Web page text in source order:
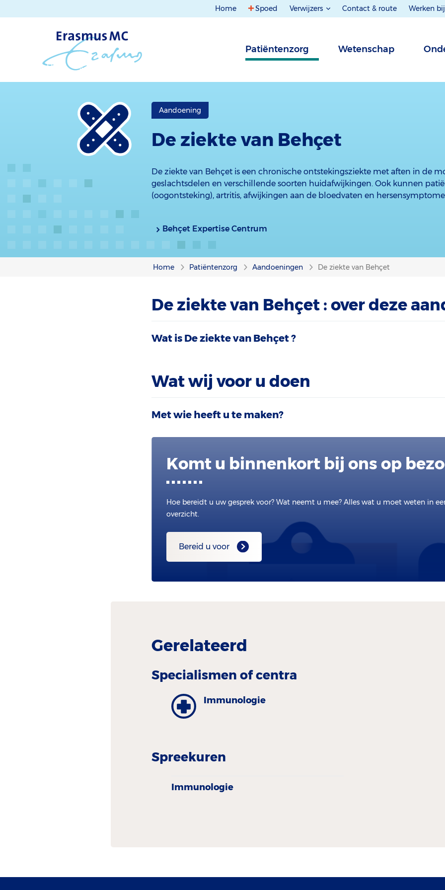
Home Spoed Verwijzers Contact & route Werken bij
Patiëntenzorg Wetenschap
Aandoening
De ziekte van Behçet
De ziekte van Behçet is een chronische ontstekingsziekte met aften in de
geslachtsdelen en verschillende soorten huidafwijkingen. Ook kunnen
(oogontsteking), artritis, afwijkingen aan de bloedvaten en
Behçet Expertise Centrum
Home Patiëntenzorg Aandoeningen De ziekte van Behçet
De ziekte van Behçet : over deze
Wat is De ziekte van Behçet ?
Wat wij voor u doen
Met wie heeft u te maken?
Komt u binnenkort bij ons op
Hoe bereidt u uw gesprek voor? Wat neemt u mee? Alles wat u moet weten in
overzicht.
Bereid u voor
Gerelateerd
Specialismen of centra
Immunologie
Spreekuren
Immunologie